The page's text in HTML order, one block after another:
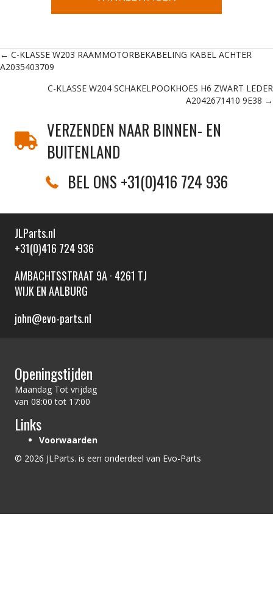
Posts
navigation
← C-KLASSE W203 RAAMMOTORBEKABELING KABEL ACHTER
A2035403709
C-KLASSE W204 SCHAKELPOOKHOES H6 ZWART LEDER
A2042671410 9E38 →
VERZENDEN NAAR BINNEN- EN
BUITENLAND
BEL ONS +31(0)416 724 936
JLParts.nl
+31(0)416 724 936
AMBACHTSSTRAAT 9A · 4261 TJ
WIJK EN AALBURG
john@evo-parts.nl
Openingstijden
Maandag Tot vrijdag
van 08:00 tot 17:00
Links
Voorwaarden
© 2026 JLParts. is een onderdeel van Evo-Parts